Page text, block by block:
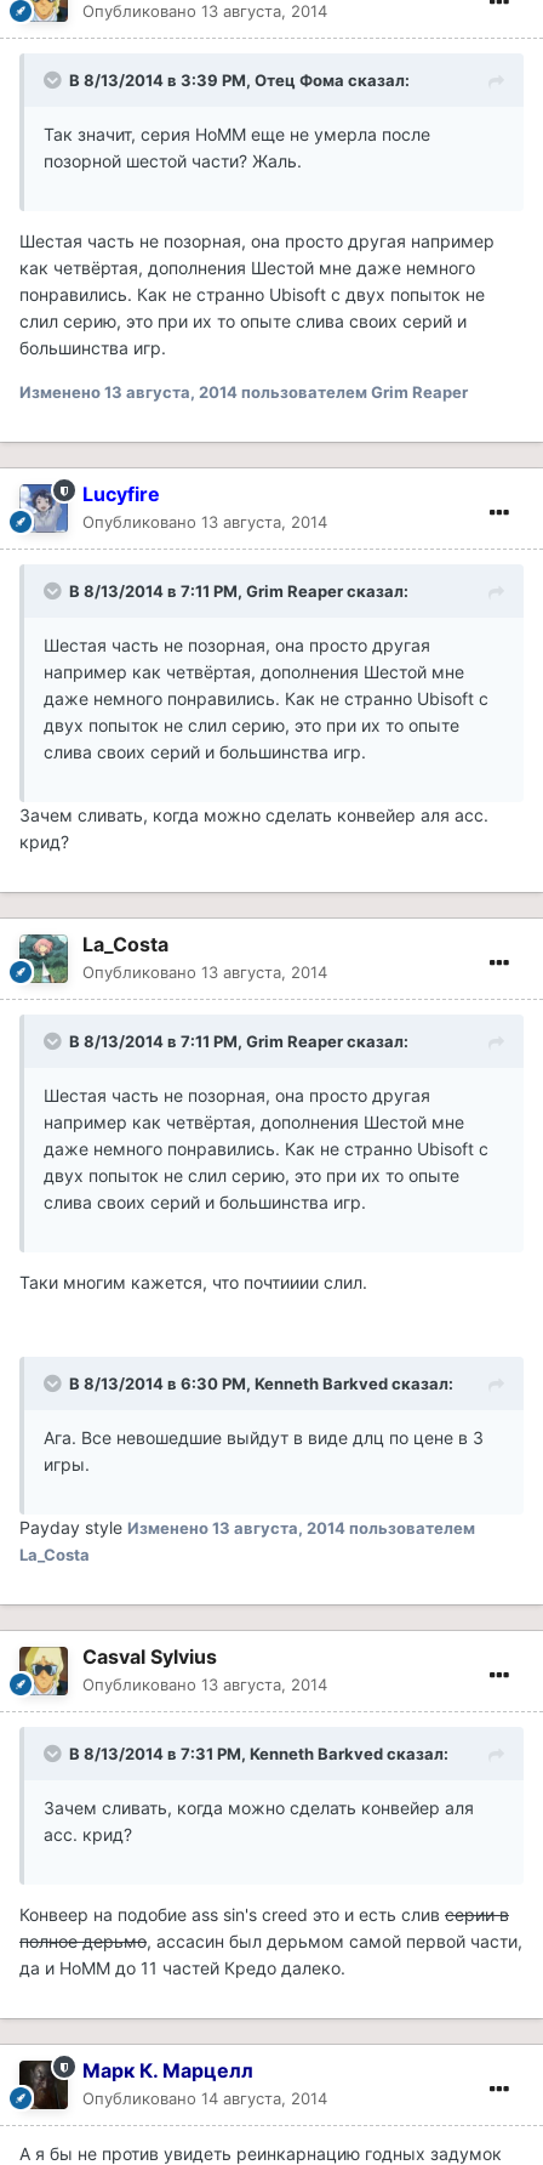
Опубликовано 13 августа, 2014
В 8/13/2014 в 3:39 PM, Отец Фома сказал:
Так значит, серия НоММ еще не умерла после
позорной шестой части? Жаль.
Шестая часть не позорная, она просто другая например
как четвёртая, дополнения Шестой мне даже немного
понравились. Как не странно Ubisoft с двух попыток не
слил серию, это при их то опыте слива своих серий и
большинства игр.
Изменено13 августа, 2014пользователем Grim Reaper
Lucyfire
Опубликовано 13 августа, 2014
В 8/13/2014 в 7:11 PM, Grim Reaper сказал:
Шестая часть не позорная, она просто другая
например как четвёртая, дополнения Шестой мне
даже немного понравились. Как не странно Ubisoft с
двух попыток не слил серию, это при их то опыте
слива своих серий и большинства игр.
Зачем сливать, когда можно сделать конвейер аля асс.
крид?
La_Costa
Опубликовано 13 августа, 2014
В 8/13/2014 в 7:11 PM, Grim Reaper сказал:
Шестая часть не позорная, она просто другая
например как четвёртая, дополнения Шестой мне
даже немного понравились. Как не странно Ubisoft с
двух попыток не слил серию, это при их то опыте
слива своих серий и большинства игр.
Таки многим кажется, что почтииии слил.
В 8/13/2014 в 6:30 PM, Kenneth Barkved сказал:
Ага. Все невошедшие выйдут в виде длц по цене в 3
игры.
Payday style Изменено13 августа, 2014пользователем
La_Costa
Casval Sylvius
Опубликовано 13 августа, 2014
В 8/13/2014 в 7:31 PM, Kenneth Barkved сказал:
Зачем сливать, когда можно сделать конвейер аля
асс. крид?
Конвеер на подобие ass sin's creed это и есть слив серии в
полное дерьмо, ассасин был дерьмом самой первой части,
да и HoMM до 11 частей Кредо далеко.
Марк К. Марцелл
Опубликовано 14 августа, 2014
А я бы не против увидеть реинкарнацию годных задумок